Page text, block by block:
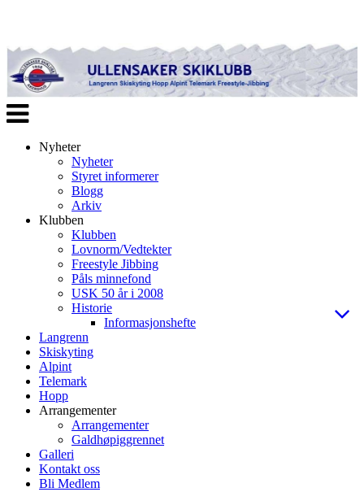
Veksle
navigasjon
Nyheter
Nyheter
Styret informerer
Blogg
Arkiv
Klubben
Klubben
Lovnorm/Vedtekter
Freestyle Jibbing
Påls minnefond
USK 50 år i 2008
Historie
Informasjonshefte
Langrenn
Skiskyting
Alpint
Telemark
Hopp
Arrangementer
Arrangementer
Galdhøpiggrennet
Galleri
Kontakt oss
Bli Medlem